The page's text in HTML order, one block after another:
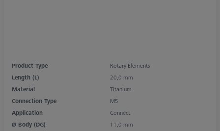
Product Type
Rotary Elements
Length (L)
20,0 mm
Material
Titanium
Connection Type
M5
Application
Connect
Ø Body (DG)
11,0 mm